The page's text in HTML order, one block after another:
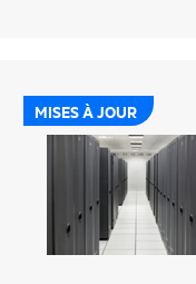
MISES À JOUR